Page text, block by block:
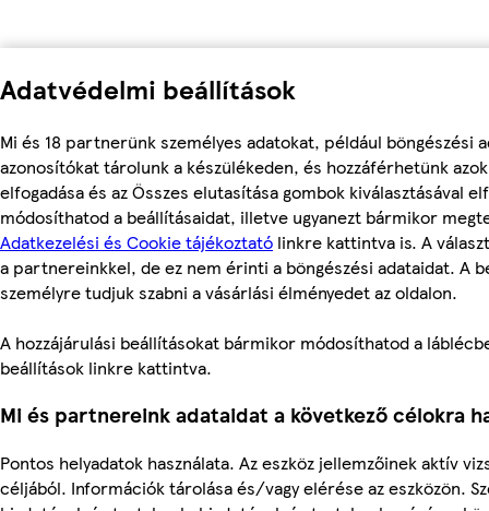
Adatvédelmi beállítások
Mi és 18 partnerünk személyes adatokat, például böngészési
azonosítókat tárolunk a készülékeden, és hozzáférhetünk
elfogadása és az Összes elutasítása gombok kiválasztásával
módosíthatod a beállításaidat, illetve ugyanezt bármikor
Adatkezelési és Cookie tájékoztató linkre kattintva is. A
a partnereinkkel, de ez nem érinti a böngészési adataidat. A
személyre tudjuk szabni a vásárlási élményedet az oldalon.
A hozzájárulási beállításokat bármikor módosíthatod a
beállítások linkre kattintva.
Mi és partnereink adataidat a következő célokra
Pontos helyadatok használata. Az eszköz jellemzőinek aktív
céljából. Információk tárolása és/vagy elérése az eszközön.